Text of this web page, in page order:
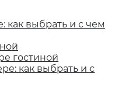
как выбрать и с чем
гостиной
как выбрать и с